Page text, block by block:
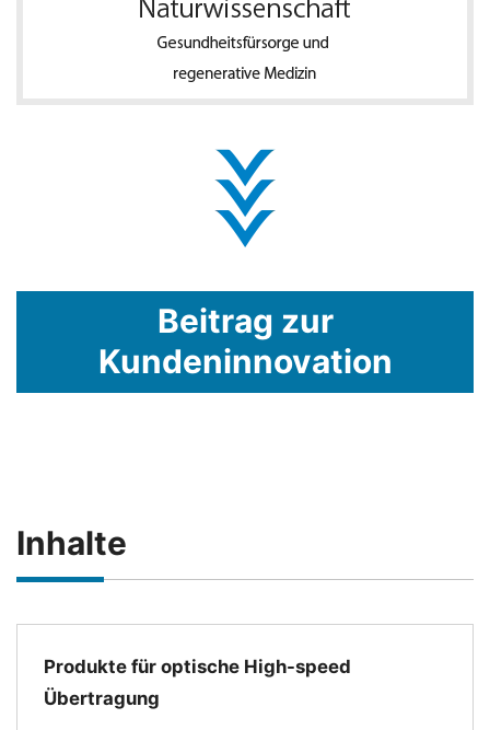
Beitrag zur
Kundeninnovation
Inhalte
Produkte für optische High-speed
Übertragung